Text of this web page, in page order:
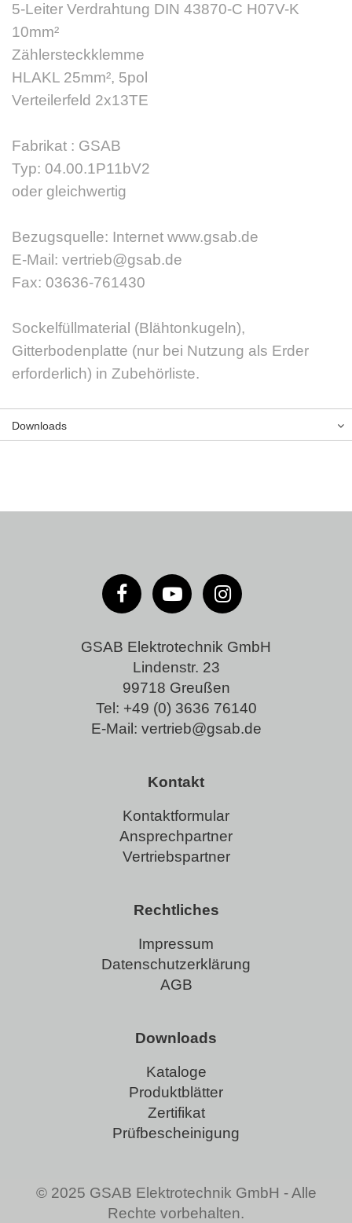
5-Leiter Verdrahtung DIN 43870-C H07V-K
10mm²
Zählersteckklemme
HLAKL 25mm², 5pol
Verteilerfeld 2x13TE
Fabrikat : GSAB
Typ: 04.00.1P11bV2
oder gleichwertig
Bezugsquelle: Internet www.gsab.de
E-Mail: vertrieb@gsab.de
Fax: 03636-761430
Sockelfüllmaterial (Blähtonkugeln),
Gitterbodenplatte (nur bei Nutzung als Erder
erforderlich) in Zubehörliste.
Downloads
GSAB Elektrotechnik GmbH
Lindenstr. 23
99718 Greußen
Tel: +49 (0) 3636 76140
E-Mail: vertrieb@gsab.de
Kontakt
Kontaktformular
Ansprechpartner
Vertriebspartner
Downloads
Kataloge
Produktblätter
Zertifikat
Prüfbescheinigung
Rechtliches
Impressum
Datenschutzerklärung
AGB
© 2025 GSAB Elektrotechnik GmbH - Alle
Rechte vorbehalten.